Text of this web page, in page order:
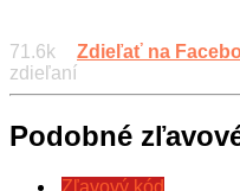
71.6k
zdieľaní
Zdieľať na
Podobné